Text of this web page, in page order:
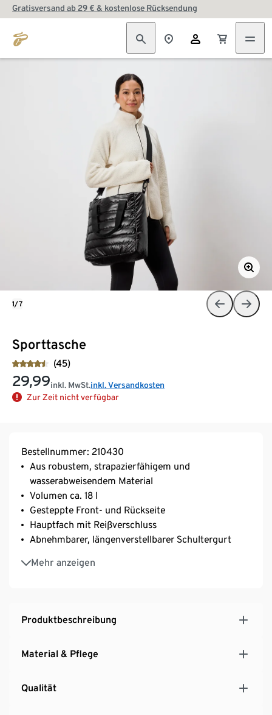
Gratisversand ab 29 € & kostenlose Rücksendung
Sporttasche
(45)
29,99inkl. MwSt.inkl. Versandkosten
Zur Zeit nicht verfügbar
1/7
Bestellnummer: 210430
Aus robustem, strapazierfähigem und
wasserabweisendem Material
Volumen ca. 18 l
Gesteppte Front- und Rückseite
Hauptfach mit Reißverschluss
Abnehmbarer, längenverstellbarer Schultergurt
Mehr anzeigen
Mit Tragegurt
Innen 1 Steckfach für 0,5-l-Flaschen und 1
Produktbeschreibung
Material & Pflege
Qualität